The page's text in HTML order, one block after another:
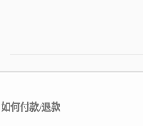
如何付款/退款